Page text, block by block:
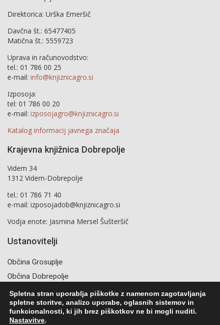
Direktorica: Urška Emeršič
Davčna št.: 65477405
Matična št.: 5559723
Uprava in računovodstvo:
tel.: 01 786 00 25
e-mail: info@knjiznicagro.si
Izposoja:
tel: 01 786 00 20
e-mail: izposojagro@knjiznicagro.si
Katalog informacij javnega značaja
Krajevna knjižnica Dobrepolje
Videm 34
1312 Videm-Dobrepolje
tel.: 01 786 71 40
e-mail: izposojadob@knjiznicagro.si
Vodja enote: Jasmina Mersel Šušteršič
Ustanovitelji
Občina Grosuplje
Občina Dobrepolje
Spletna stran uporablja piškotke z namenom zagotavljanja
spletne storitve, analizo uporabe, oglasnih sistemov in
funkcionalnosti, ki jih brez piškotkov ne bi mogli nuditi.
Nastavitve.